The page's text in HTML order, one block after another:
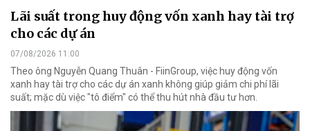
Lãi suất trong huy động vốn xanh hay tài trợ
cho các dự án
07/08/2026 11:00
Theo ông Nguyễn Quang Thuân - FiinGroup, việc huy động vốn
xanh hay tài trợ cho các dự án xanh không giúp giảm chi phí lãi
suất; mặc dù việc "tô điểm" có thể thu hút nhà đầu tư hơn.